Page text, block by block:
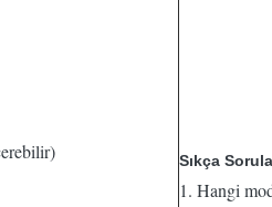
Sıkça
1. Hangi